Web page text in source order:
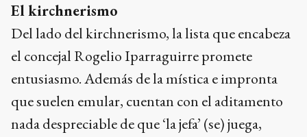
El kirchnerismo
Del lado del kirchnerismo, la lista que encabeza
el concejal Rogelio Iparraguirre promete
entusiasmo. Además de la mística e impronta
que suelen emular, cuentan con el aditamento
nada despreciable de que ‘la jefa’ (se) juega,